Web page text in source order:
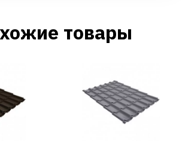
товары